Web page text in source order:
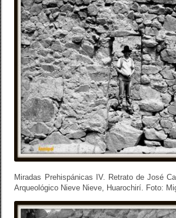
Miradas Prehispánicas IV. Retrato de José
Arqueológico Nieve Nieve, Huarochirí. Foto: